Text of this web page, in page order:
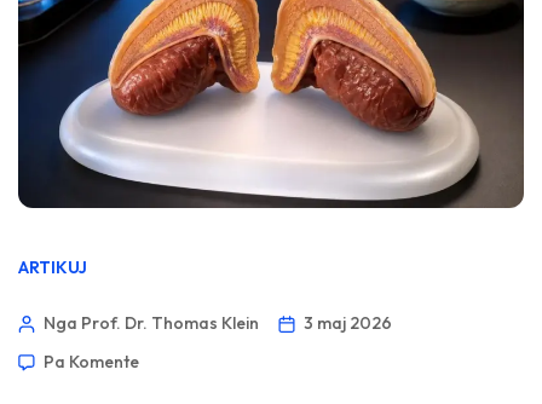
ARTIKUJ
Nga Prof. Dr. Thomas Klein
3 maj 2026
Pa Komente